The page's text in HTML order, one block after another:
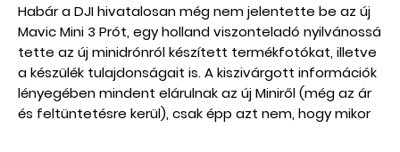
Habár a DJI hivatalosan még nem jelentette be az új
Mavic Mini 3 Prót, egy holland viszonteladó nyilvánossá
tette az új minidrónról készített termékfotókat, illetve
a készülék tulajdonságait is. A kiszivárgott információk
lényegében mindent elárulnak az új Miniről (még az ár
és feltüntetésre kerül), csak épp azt nem, hogy mikor